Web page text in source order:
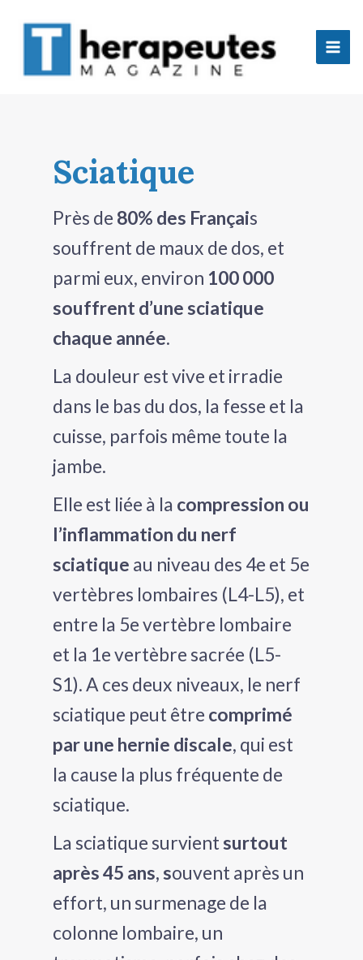
Sciatique
Près de 80% des Français
souffrent de maux de dos, et
parmi eux, environ 100 000
souffrent d’une sciatique
chaque année.
La douleur est vive et irradie
dans le bas du dos, la fesse et la
cuisse, parfois même toute la
jambe.
Elle est liée à la compression ou
l’inflammation du nerf
sciatique au niveau des 4e et 5e
vertèbres lombaires (L4-L5), et
entre la 5e vertèbre lombaire
et la 1e vertèbre sacrée (L5-
S1). A ces deux niveaux, le nerf
sciatique peut être comprimé
par une hernie discale, qui est
la cause la plus fréquente de
sciatique.
La sciatique survientsurtout
après 45 ans, souvent après un
effort, un surmenage de la
colonne lombaire, un